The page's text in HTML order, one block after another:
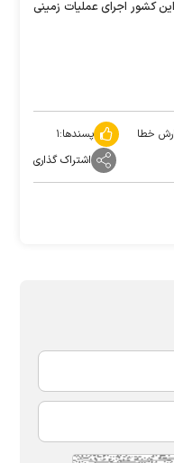
کشور اجرای عملیات زمینی
خطا پسندها:۱
اشتراک گذاری